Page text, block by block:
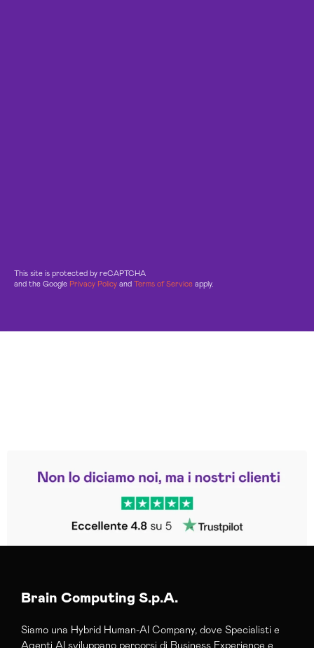
This site is protected by reCAPTCHA
and the Google Privacy Policy and Terms of Service apply.
Trustpilot
Brain Computing S.p.A.
Siamo una Hybrid Human-AI Company, dove Specialisti e
Agenti AI sviluppano percorsi di Business Experience e